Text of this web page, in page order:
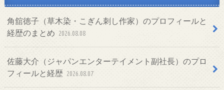
角舘徳子（草木染・こぎん刺し作家）のプロフィールと
経歴のまとめ 2026.08.08
佐藤大介（ジャパンエンターテイメント副社長）のプロ
フィールと経歴 2026.08.07